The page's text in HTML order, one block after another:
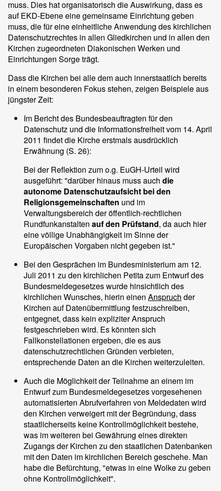
muss. Dies hat organisatorisch die Auswirkung, dass es
auf EKD-Ebene eine gemeinsame Einrichtung geben
muss, die für eine einheitliche Anwendung des kirchlichen
Datenschutzrechtes in allen Gliedkirchen und in allen den
Kirchen zugeordneten Diakonischen Werken und
Einrichtungen Sorge trägt.
Dass die Kirchen bei alle dem auch innerstaatlich bereits
in einem besonderen Fokus stehen, zeigen Beispiele aus
jüngster Zeit:
Im Bericht des Bundesbeauftragten für den
Datenschutz und die Informationsfreiheit vom 14. April
2011 findet die Kirche erstmals ausdrücklich
Erwähnung (S. 26):
Bei der Reflektion zum o.g. EuGH-Urteil wird
ausgeführt: "darüber hinaus muss auch die
autonome Datenschutzaufsicht bei den
Religionsgemeinschaften und im
Verwaltungsbereich der öffentlich-rechtlichen
Rundfunkanstalten auf den Prüfstand, da auch hier
eine völlige Unabhängigkeit im Sinne der
Europäischen Vorgaben nicht gegeben ist."
Bei den Gesprächen im Bundesministerium am 12.
Juli 2011 zu den kirchlichen Petita zum Entwurf des
Bundesmeldegesetzes wurde hinsichtlich des
kirchlichen Wunsches, hierin einen Anspruch der
Kirchen auf Datenübermittlung festzuschreiben,
entgegnet, dass kein expliziter Anspruch
festgeschrieben wird. Es könnten sich
Fallkonstellationen ergeben, die es aus
datenschutzrechtlichen Gründen verbieten,
entsprechende Daten an die Kirchen weiterzuleiten.
Auch die Möglichkeit der Teilnahme an einem im
Entwurf zum Bundesmeldegesetzes vorgesehenen
automatisierten Abrufverfahren von Meldedaten wird
den Kirchen verweigert mit der Begründung, dass
staatlicherseits keine Kontrollmöglichkeit bestehe,
was im weiteren bei Gewährung eines direkten
Zugangs der Kirchen zu den staatlichen Datenbanken
mit den Daten im kirchlichen Bereich geschehe. Man
habe die Befürchtung, "etwas in eine Wolke zu geben
ohne Kontrollmöglichkeit".